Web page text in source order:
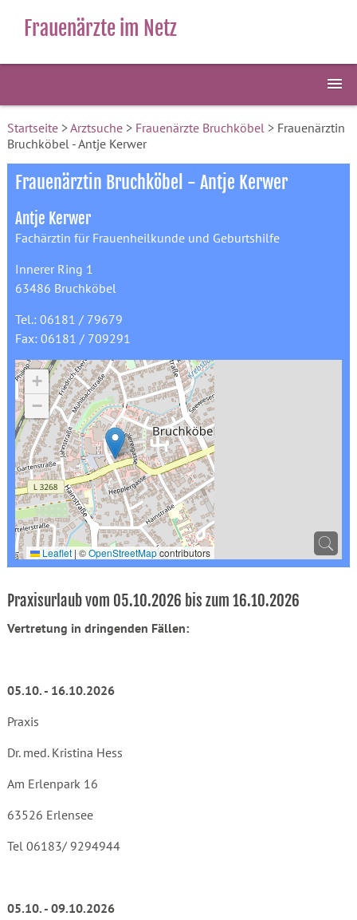
Frauenärzte im Netz
Startseite>Arztsuche> Frauenärzte Bruchköbel> Frauenärztin
Bruchköbel - Antje Kerwer
Frauenärztin Bruchköbel - Antje Kerwer
Antje Kerwer
Fachärztin für Frauenheilkunde und Geburtshilfe
Innerer Ring 1
63486 Bruchköbel
Tel.: 06181 / 79679
Fax: 06181 / 709291
+
−
Leaflet | ©OpenStreetMapcontributors
Praxisurlaub vom 05.10.2026 bis zum 16.10.2026
Vertretung in dringenden Fällen:
05.10. - 16.10.2026
Praxis
Dr. med. Kristina Hess
Am Erlenpark 16
63526 Erlensee
Tel 06183/ 9294944
05.10. - 09.10.2026